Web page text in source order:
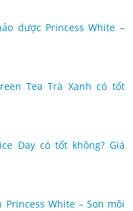
dược Princess White –
Tea Trà Xanh có tốt
Day có tốt không? Giá
Princess White – Son môi